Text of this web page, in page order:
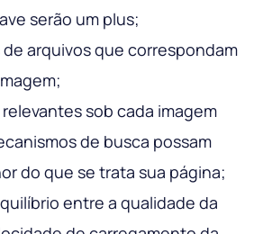
serão um plus;
arquivos que correspondam
sob cada imagem
de busca possam
do que se trata sua página;
entre a qualidade da